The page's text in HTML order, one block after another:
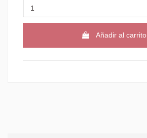
Añadir al carrito